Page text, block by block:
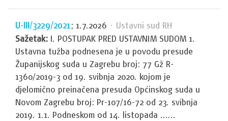
U-III/3229/2021; 1.7.2026 · Ustavni sud RH
Sažetak: I. POSTUPAK PRED USTAVNIM SUDOM 1.
Ustavna tužba podnesena je u povodu presude
Županijskog suda u Zagrebu broj: 77 Gž R-
1360/2019-3 od 19. svibnja 2020. kojom je
djelomično preinačena presuda Općinskog suda u
Novom Zagrebu broj: Pr-107/16-72 od 23. svibnja
2019. 1.1. Podneskom od 14. listopada ......